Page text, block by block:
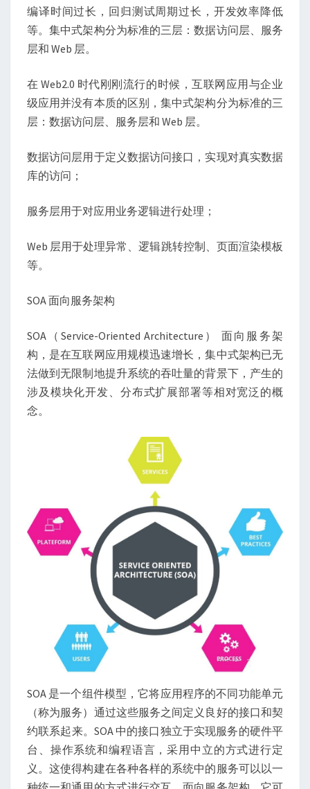
编译时间过长，回归测试周期过长，开发效率降低
等。集中式架构分为标准的三层：数据访问层、服务
层和 Web 层。
在 Web2.0 时代刚刚流行的时候，互联网应用与企业
级应用并没有本质的区别，集中式架构分为标准的三
层：数据访问层、服务层和 Web 层。
数据访问层用于定义数据访问接口，实现对真实数据
库的访问；
服务层用于对应用业务逻辑进行处理；
Web 层用于处理异常、逻辑跳转控制、页面渲染模板
等。
SOA 面向服务架构
SOA（Service-Oriented Architecture） 面向服务架
构，是在互联网应用规模迅速增长，集中式架构已无
法做到无限制地提升系统的吞吐量的背景下，产生的
涉及模块化开发、分布式扩展部署等相对宽泛的概
念。
SOA 是一个组件模型，它将应用程序的不同功能单元
（称为服务）通过这些服务之间定义良好的接口和契
约联系起来。SOA 中的接口独立于实现服务的硬件平
台、操作系统和编程语言，采用中立的方式进行定
义。这使得构建在各种各样的系统中的服务可以以一